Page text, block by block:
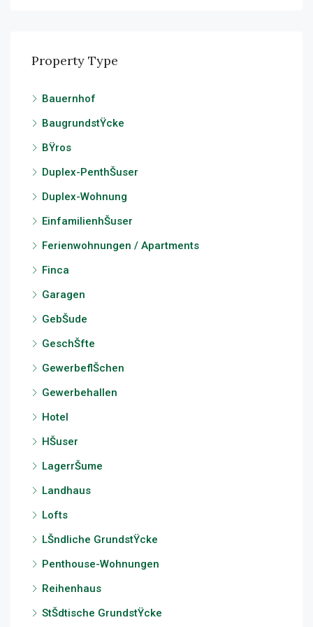
Property Type
Bauernhof
BaugrundstŸcke
BŸros
Duplex-PenthŠuser
Duplex-Wohnung
EinfamilienhŠuser
Ferienwohnungen / Apartments
Finca
Garagen
GebŠude
GeschŠfte
GewerbeflŠchen
Gewerbehallen
Hotel
HŠuser
LagerrŠume
Landhaus
Lofts
LŠndliche GrundstŸcke
Penthouse-Wohnungen
Reihenhaus
StŠdtische GrundstŸcke